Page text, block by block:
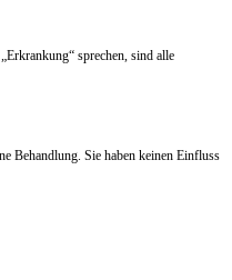
sprechen, sind alle
Behandlung. Sie haben keinen Einfluss